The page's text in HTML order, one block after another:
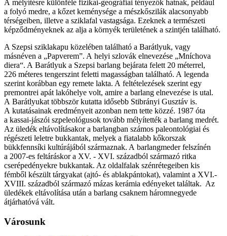
A mélyítésre különféle fizikai-geográfiai tényezők hatnak, például
a folyó medre, a kőzet keménysége a mészkőszilák alacsonyabb
térségeiben, illetve a sziklafal vastagsága. Ezeknek a természeti
képződményeknek az alja a környék területének a szintjén található.
A Szepsi sziklakapu közelében található a Barátlyuk, vagy
másnéven a „Papverem”. A helyi szlovák elnevezése „Mníchova
diera“. A Barátlyuk a Szepsi barlang bejárata felett 20 méterrel,
226 méteres tengerszint feletti magasságban található. A legenda
szerint korábban egy remete lakta. A feltételezések szerint egy
premontrei apát lakóhelye volt, amire a barlang elnevezése is utal.
A Barátlyukat többször kutatta idősebb Stibrányi Gusztáv is.
A kutatásainak eredményeit azonban nem tette közzé. 1987 óta
a kassai-jászói szpeleológusok tovább mélyítették a barlang medrét.
Az üledék eltávolításakor a barlangban számos paleontológiai és
régészeti leletre bukkantak, melyek a fiatalabb kőkorszak
bükkfennsíki kultúrájából származnak. A barlangmeder felszínén
a 2007-es feltáráskor a XV. - XVI. századból származó ritka
cserépedényekre bukkantak. Az oldalfalak szénrétegeiben kis
fémből készült tárgyakat (ajtó- és ablakpántokat), valamint a XVI.-
XVIII. századból származó mázas kerámia edényeket találtak. Az
üledékek eltávolítása után a barlang csaknem háromnegyede
átjárhatóvá vált.
Városunk